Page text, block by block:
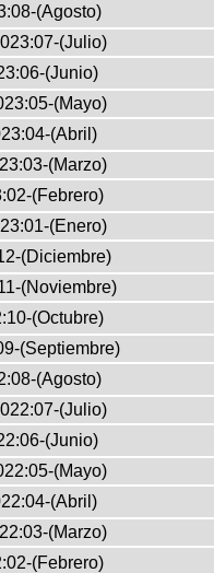
(Agosto)
(Julio)
(Junio)
(Mayo)
(Abril)
(Marzo)
(Febrero)
(Enero)
(Diciembre)
(Noviembre)
(Octubre)
(Septiembre)
(Agosto)
(Julio)
(Junio)
(Mayo)
(Abril)
(Marzo)
(Febrero)